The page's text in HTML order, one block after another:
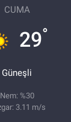
CUMA
29°
Güneşli
Nem: %30
3.11 m/s